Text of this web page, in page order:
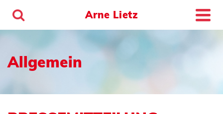
Arne Lietz
Allgemein